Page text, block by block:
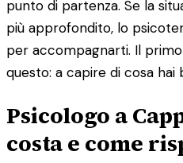
punto di partenza. Se la
più approfondito, lo
per accompagnarti. Il
questo: a capire di cosa hai
Psicologo a
costa e come